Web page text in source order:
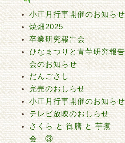
小正月行事開催のお知らせ
焼畑2025
卒業研究報告会
ひなまつりと青苧研究報告
会のお知らせ
だんごさし
完売のおしらせ
小正月行事開催のお知らせ
テレビ放映のおしらせ
さくら と 御膳 と 芋煮
会 ③